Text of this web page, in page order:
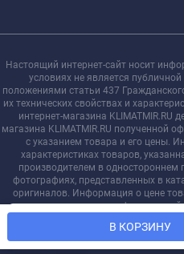
В КОРЗИНУ
Настоящий интернет-сайт носит
условиях не является
положениями статьи 437
их технических свойствах и
интернет-магазина KLIMATMIR.RU
магазина KLIMATMIR.RU полученной
с указанием товара и его цены.
характеристиках товаров,
производителем в
фотографиях, представленных в
оригиналов. Информация о цене
может отличаться от